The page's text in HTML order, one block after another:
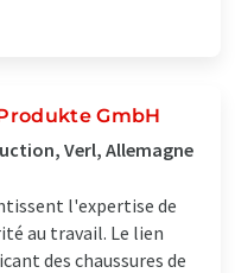
GmbH
Verl, Allemagne
l'expertise de
au travail. Le lien
des chaussures de